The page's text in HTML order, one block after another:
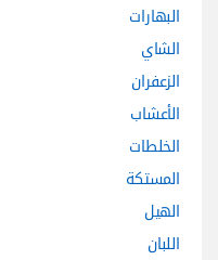
البهارات
الشاي
الزعفران
الأعشاب
الخلطات
المستكة
الهيل
اللبان